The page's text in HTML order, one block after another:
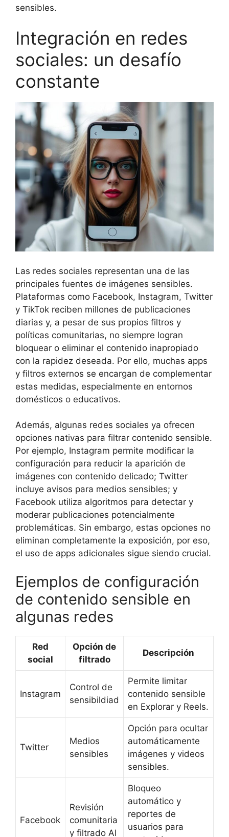
sensibles.
Integración en redes
sociales: un desafío
constante
Las redes sociales representan una de las
principales fuentes de imágenes sensibles.
Plataformas como Facebook, Instagram, Twitter
y TikTok reciben millones de publicaciones
diarias y, a pesar de sus propios filtros y
políticas comunitarias, no siempre logran
bloquear o eliminar el contenido inapropiado
con la rapidez deseada. Por ello, muchas apps
y filtros externos se encargan de complementar
estas medidas, especialmente en entornos
domésticos o educativos.
Además, algunas redes sociales ya ofrecen
opciones nativas para filtrar contenido sensible.
Por ejemplo, Instagram permite modificar la
configuración para reducir la aparición de
imágenes con contenido delicado; Twitter
incluye avisos para medios sensibles; y
Facebook utiliza algoritmos para detectar y
moderar publicaciones potencialmente
problemáticas. Sin embargo, estas opciones no
eliminan completamente la exposición, por eso,
el uso de apps adicionales sigue siendo crucial.
Ejemplos de configuración
de contenido sensible en
algunas redes
Red
social
Opción de
filtrado
Descripción
Instagram
Control de
sensibildiad
Permite limitar
contenido sensible
en Explorar y Reels.
Twitter
Medios
sensibles
Opción para ocultar
automáticamente
imágenes y videos
sensibles.
Facebook
Revisión
comunitaria
y filtrado AI
Bloqueo
automático y
reportes de
usuarios para